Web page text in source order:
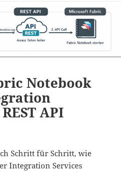
Notebook
API
Schritt für Schritt, wie
Integration Services